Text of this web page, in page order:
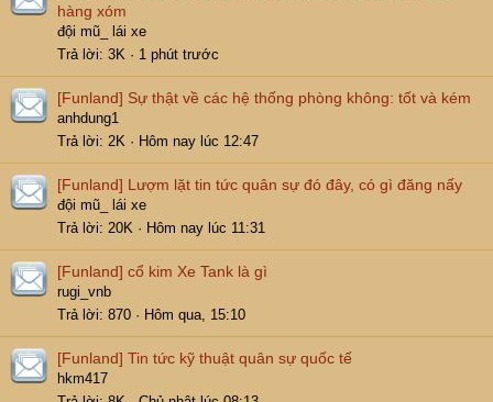
hàng xóm
đội mũ_ lái xe
Trả lời 3K 1 phút trước
[Funland] Sự thật về các hệ thống phòng không: tốt và kém
anhdung1
Trả lời
2K Hôm nay lúc 12:47
[Funland] Lượm lặt tin tức quân sự đó đây, có gì đăng nấy
đội mũ_ lái xe
Trả lời
20K Hôm nay lúc 11:31
[Funland] cổ kim Xe Tank là gì
rugi_vnb
Trả lời 870 Hôm qua, 15:10
[Funland] Tin tức kỹ thuật quân sự quốc tế
hkm417